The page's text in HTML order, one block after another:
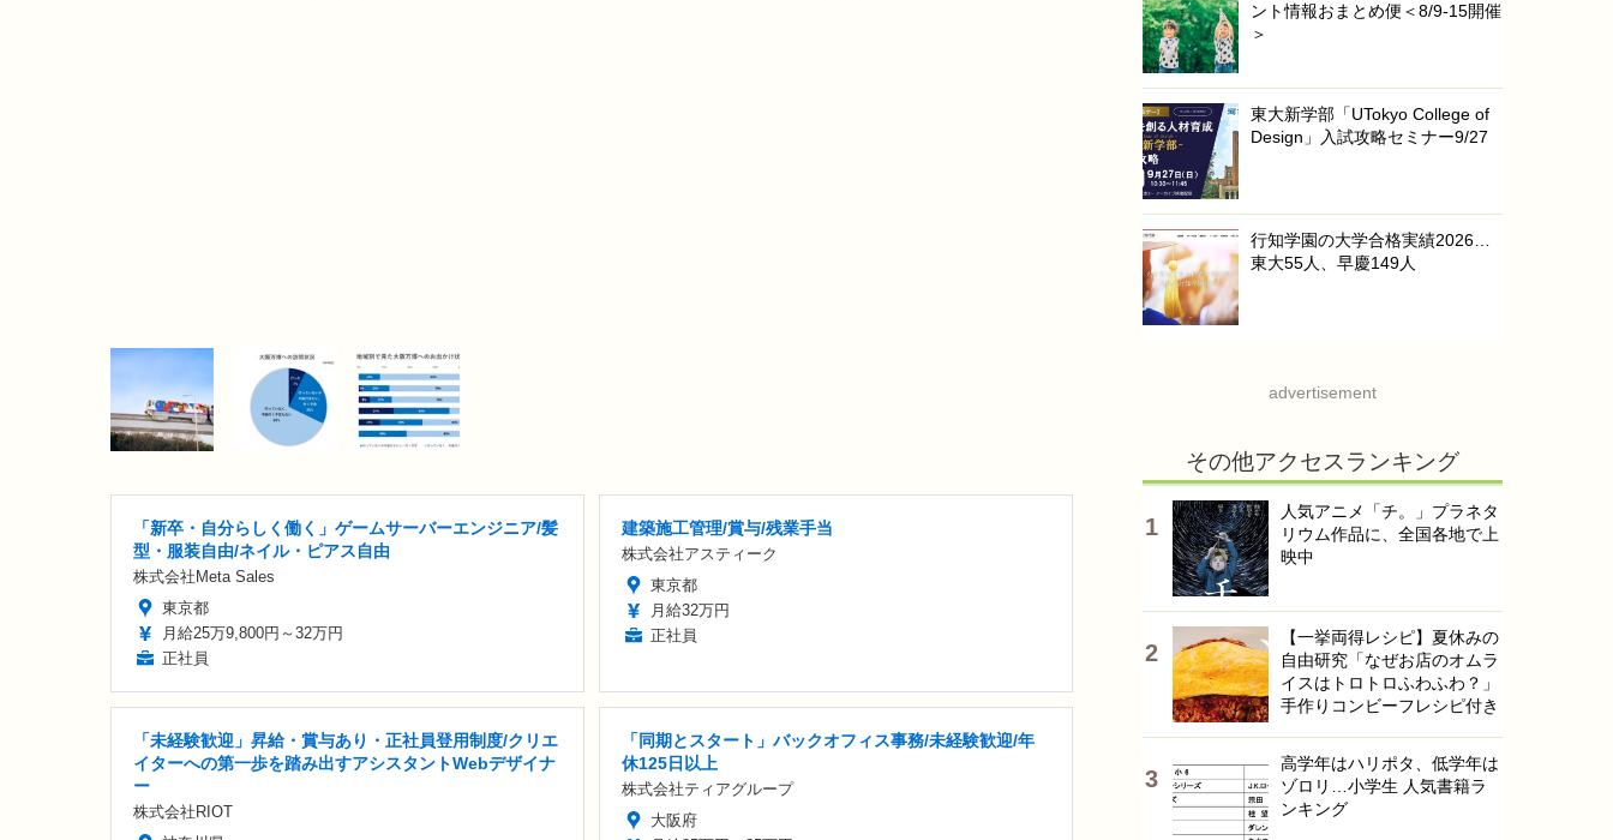
「新卒・自分らしく働く」ゲームサーバーエンジニア/髪
型・服装自由/ネイル・ピアス自由
株式会社Meta Sales
東京都
月給25万9,800円～32万円
正社員
建築施工管理/賞与/残業手当
株式会社アスティーク
東京都
月給32万円
正社員
「未経験歓迎」昇給・賞与あり・正社員登用制度/クリエ
イターへの第一歩を踏み出すアシスタントWebデザイナ
ー
株式会社RIOT
「同期とスタート」バックオフィス事務/未経験歓迎/年
休125日以上
株式会社ティアグループ
大阪府
ント情報おまとめ便＜8/9-15開催
＞
東大新学部「UTokyo College of
Design」入試攻略セミナー9/27
行知学園の大学合格実績2026…
東大55人、早慶149人
advertisement
その他アクセスランキング
人気アニメ「チ。」プラネタ
リウム作品に、全国各地で上
映中
【一挙両得レシピ】夏休みの
自由研究「なぜお店のオムラ
イスはトロトロふわふわ？」
手作りコンビーフレシピ付き
高学年はハリポタ、低学年は
ゾロリ…小学生 人気書籍ラ
ンキング